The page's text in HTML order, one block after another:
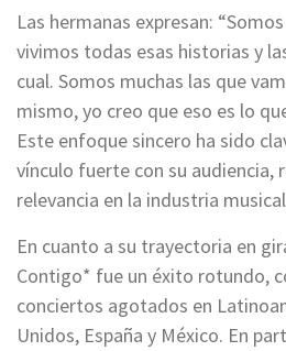
Las hermanas expresan:
vivimos todas esas historias y
cual. Somos muchas las que
mismo, yo creo que eso es lo
Este enfoque sincero ha sido
vínculo fuerte con su audiencia,
relevancia en la industria
En cuanto a su trayectoria en
Contigo* fue un éxito rotundo,
conciertos agotados en
Unidos, España y México. En